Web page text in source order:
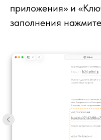
приложения» и
заполнения